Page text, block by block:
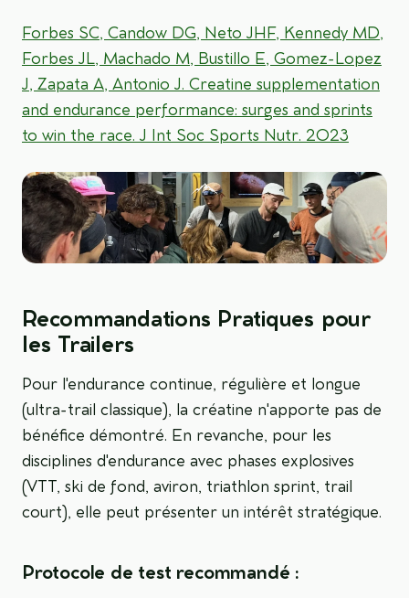
Forbes SC, Candow DG, Neto JHF, Kennedy MD,
Forbes JL, Machado M, Bustillo E, Gomez-Lopez
J, Zapata A, Antonio J. Creatine supplementation
and endurance performance: surges and sprints
to win the race. J Int Soc Sports Nutr. 2023
Recommandations Pratiques pour
les Trailers
Pour l'endurance continue, régulière et longue
(ultra-trail classique), la créatine n'apporte pas de
bénéfice démontré. En revanche, pour les
disciplines d'endurance avec phases explosives
(VTT, ski de fond, aviron, triathlon sprint, trail
court), elle peut présenter un intérêt stratégique.
Protocole de test recommandé :